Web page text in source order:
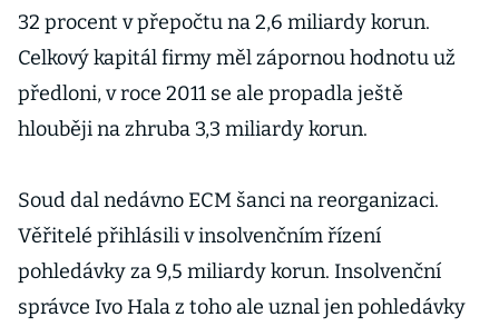
32 procent v přepočtu na 2,6 miliardy korun.
Celkový kapitál firmy měl zápornou hodnotu už
předloni, v roce 2011 se ale propadla ještě
hlouběji na zhruba 3,3 miliardy korun.
Soud dal nedávno ECM šanci na reorganizaci.
Věřitelé přihlásili v insolvenčním řízení
pohledávky za 9,5 miliardy korun. Insolvenční
správce Ivo Hala z toho ale uznal jen pohledávky